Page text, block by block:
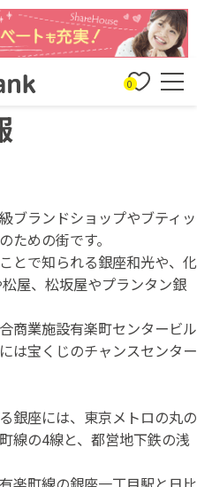
0
ブランドショップやブティッ
ための街です。
とで知られる銀座和光や、化
屋、松坂屋やプランタン銀
商業施設有楽町センタービル
は宝くじのチャンスセンター
銀座には、東京メトロの丸の
線の4線と、都営地下鉄の浅